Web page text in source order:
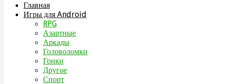
Главная
Игры для Android
RPG
Азартные
Аркады
Головоломки
Гонки
Другое
Спорт